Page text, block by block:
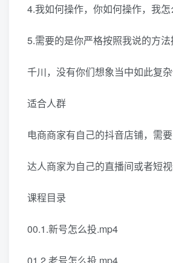
4.我如何操作，你如何操作，我怎
5.需要的是你严格按照我说的方
千川，没有你们想象当中如此复
适合人群
电商商家有自己的抖音店铺，需
达人商家为自己的直播间或者短
课程目录
00.1.新号怎么投.mp4